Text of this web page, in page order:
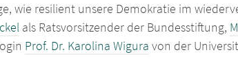
wie resilient unsere Demokratie im
als Ratsvorsitzender der Bundesstiftung,
Prof. Dr. Karolina Wigura von der